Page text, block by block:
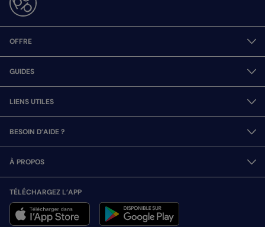
OFFRE
GUIDES
LIENS UTILES
BESOIN D’AIDE ?
À PROPOS
TÉLÉCHARGEZ L’APP